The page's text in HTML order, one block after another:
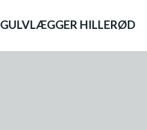
GULVLÆGGER HILLERØD